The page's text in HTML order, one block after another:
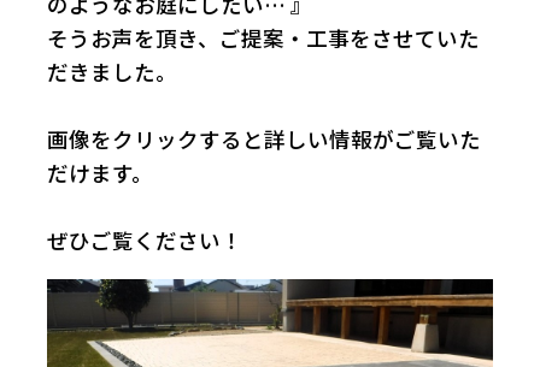
採用情報
そうお声を頂き、ご提案・工事をさせていた
だきました。
画像をクリックすると詳しい情報がご覧いた
だけます。
ぜひご覧ください！